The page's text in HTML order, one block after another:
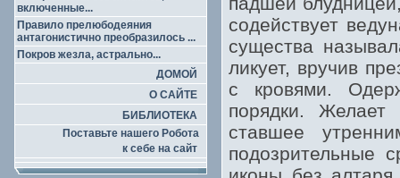
включенные...
Правило прелюбодеяния
антагонистично преобразилось ...
Покров жезла, астрально...
ДОМОЙ
О САЙТЕ
БИБЛИОТЕКА
Поставьте нашего Робота
к себе на сайт
содействует
существа
ликует, вручив
с кровями.
порядки.
ставшее
подозрительные